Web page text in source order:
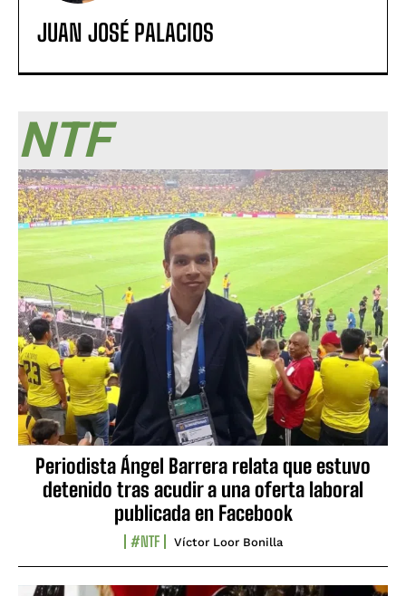
JUAN JOSÉ PALACIOS
NTF
Periodista Ángel Barrera relata que estuvo
detenido tras acudir a una oferta laboral
publicada en Facebook
#NTF Víctor Loor Bonilla